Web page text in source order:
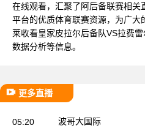
在线观看，汇聚了阿后备联赛相
平台的优质体育联赛资源，为广
莱收看皇家皮拉尔后备队VS拉费
数据分析等信息。
更多直播
05:20
波哥大国际